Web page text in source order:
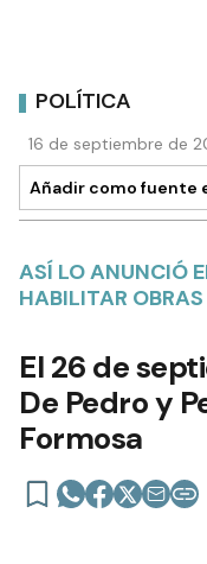
POLÍTICA
16 de septiembre de
Añadir como fuente
ASÍ LO ANUNCIÓ
HABILITAR
El 26 de
De Pedro y
Formosa